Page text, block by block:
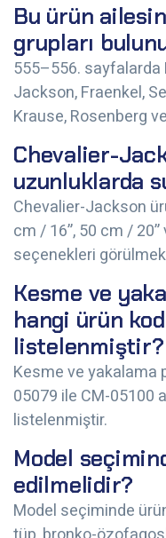
Bu ürün
grupları
555–556. sayfalarda
Jackson, Fraenkel,
Krause, Rosenberg
Chevalier-
uzunluklarda
Chevalier-Jackson
cm / 16”, 50 cm /
seçenekleri
Kesme ve
hangi ürün
listelenmiştir?
Kesme ve yakalama
05079 ile CM-05100
listelenmiştir.
Model
edilmelidir?
Model seçiminde